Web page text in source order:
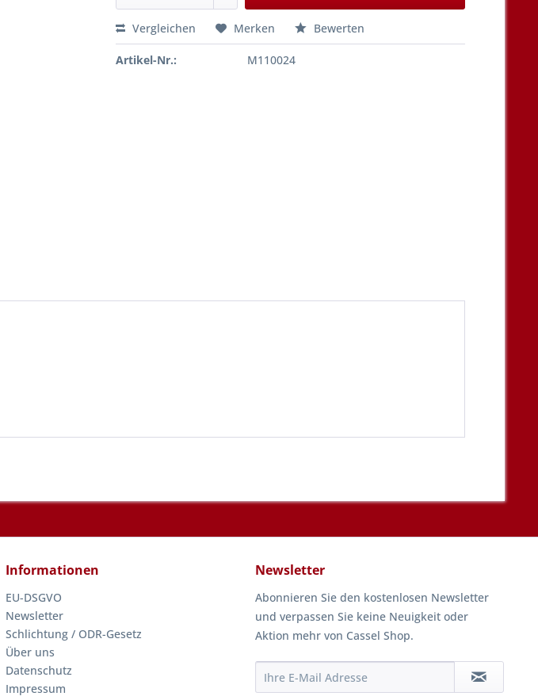
Vergleichen Merken Bewerten
Artikel-Nr.: M110024
Informationen
EU-DSGVO
Newsletter
Schlichtung / ODR-Gesetz
Über uns
Datenschutz
Impressum
Newsletter
Abonnieren Sie den kostenlosen Newsletter
und verpassen Sie keine Neuigkeit oder
Aktion mehr von Cassel Shop.